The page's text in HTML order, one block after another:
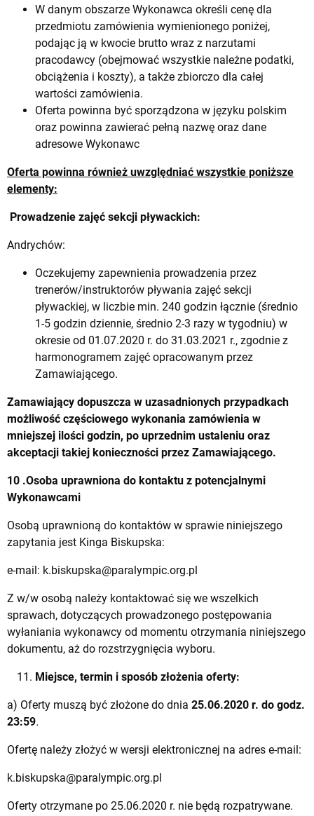
W danym obszarze Wykonawca określi cenę dla
przedmiotu zamówienia wymienionego poniżej,
podając ją w kwocie brutto wraz z narzutami
pracodawcy (obejmować wszystkie należne podatki,
obciążenia i koszty), a także zbiorczo dla całej
wartości zamówienia.
Oferta powinna być sporządzona w języku polskim
oraz powinna zawierać pełną nazwę oraz dane
adresowe Wykonawc
Oferta powinna również uwzględniać wszystkie poniższe
elementy:
Prowadzenie zajęć sekcji pływackich:
Andrychów:
Oczekujemy zapewnienia prowadzenia przez
trenerów/instruktorów pływania zajęć sekcji
pływackiej, w liczbie min. 240 godzin łącznie (średnio
1-5 godzin dziennie, średnio 2-3 razy w tygodniu) w
okresie od 01.07.2020 r. do 31.03.2021 r., zgodnie z
harmonogramem zajęć opracowanym przez
Zamawiającego.
Zamawiający dopuszcza w uzasadnionych przypadkach
możliwość częściowego wykonania zamówienia w
mniejszej ilości godzin, po uprzednim ustaleniu oraz
akceptacji takiej konieczności przez Zamawiającego.
10 .Osoba uprawniona do kontaktu z potencjalnymi
Wykonawcami
Osobą uprawnioną do kontaktów w sprawie niniejszego
zapytania jest Kinga Biskupska:
e-mail: k.biskupska@paralympic.org.pl
Z w/w osobą należy kontaktować się we wszelkich
sprawach, dotyczących prowadzonego postępowania
wyłaniania wykonawcy od momentu otrzymania niniejszego
dokumentu, aż do rozstrzygnięcia wyboru.
Miejsce, termin i sposób złożenia oferty:
a) Oferty muszą być złożone do dnia 25.06.2020 r. do godz.
23:59.
Ofertę należy złożyć w wersji elektronicznej na adres e-mail:
k.biskupska@paralympic.org.pl
Oferty otrzymane po 25.06.2020 r. nie będą rozpatrywane.